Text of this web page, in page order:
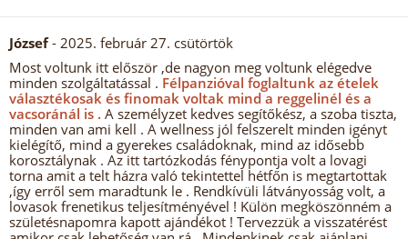
József- 2025. február 27. csütörtök
Most voltunk itt először ,de nagyon meg voltunk elégedve
minden szolgáltatással . Félpanzióval foglaltunk az ételek
választékosak és finomak voltak mind a reggelinél és a
vacsoránál is . A személyzet kedves segítőkész, a szoba tiszta,
minden van ami kell . A wellness jól felszerelt minden igényt
kielégítő, mind a gyerekes családoknak, mind az idősebb
korosztálynak . Az itt tartózkodás fénypontja volt a lovagi
torna amit a telt házra való tekintettel hétfőn is megtartottak
,így erről sem maradtunk le . Rendkívüli látványosság volt, a
lovasok frenetikus teljesítményével ! Külön megköszönném a
születésnapomra kapott ajándékot ! Tervezzük a visszatérést